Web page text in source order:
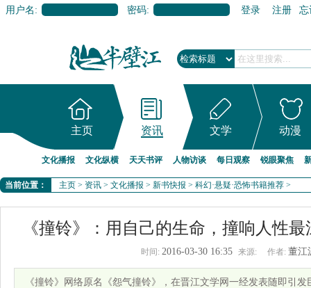
用户名: 密码: 登录 注册 忘
主页 资讯 文学 动漫
文化播报 文化纵横 天天书评 人物访谈 每日观察 锐眼聚焦
当前位置： 主页 > 资讯 > 文化播报 > 新书快报 > 科幻·悬疑·恐怖书籍推荐 >
《撞铃》：用自己的生命，撞响人性
时间: 2016-03-30 16:35 来源: 作者: 董
《撞铃》网络原名《怨气撞铃》，在晋江文学网一经发表随即引